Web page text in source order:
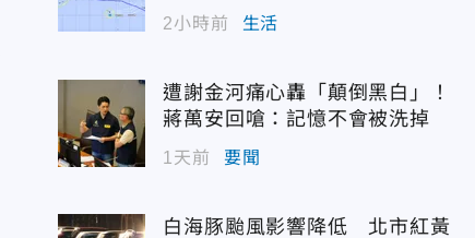
2小時前 生活
遭謝金河痛心轟「顛倒黑白」！
蔣萬安回嗆：記憶不會被洗掉
1天前 要聞
白海豚颱風影響降低 北市紅黃